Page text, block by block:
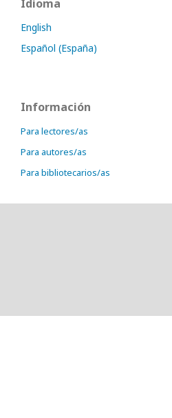
Idioma
English
Español (España)
Información
Para lectores/as
Para autores/as
Para bibliotecarios/as